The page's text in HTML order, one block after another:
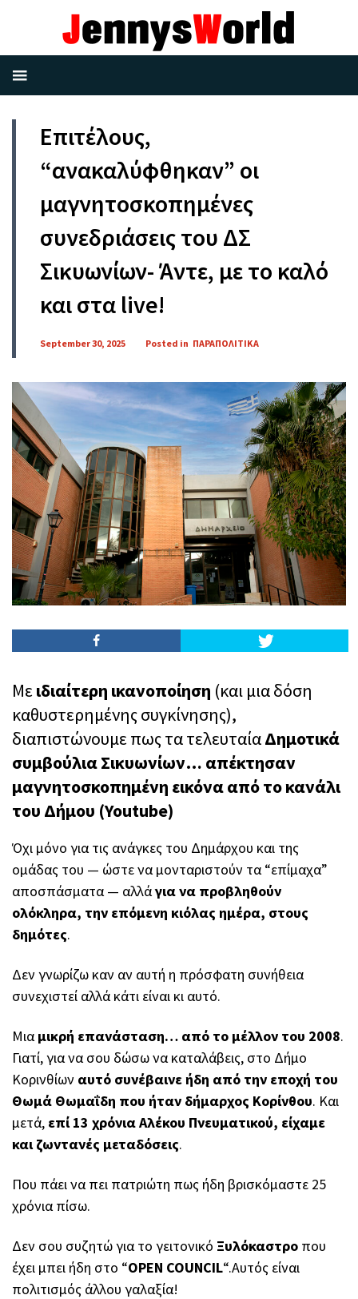
Επιτέλους,
“ανακαλύφθηκαν” οι
μαγνητοσκοπημένες
συνεδριάσεις του ΔΣ
Σικυωνίων- Άντε, με το καλό
και στα live!
September 30, 2025 Posted in ΠΑΡΑΠΟΛΙΤΙΚΑ
Μειδιαίτερη ικανοποίηση (και μια δόση
καθυστερημένης συγκίνησης),
διαπιστώνουμε πως τα τελευταίαΔημοτικά
συμβούλια Σικυωνίων… απέκτησαν
μαγνητοσκοπημένη εικόνα από το κανάλι
του Δήμου (Youtube)
Όχι μόνο για τις ανάγκες του Δημάρχου και της
ομάδας του — ώστε να μονταριστούν τα “επίμαχα”
αποσπάσματα — αλλάγια να προβληθούν
ολόκληρα, την επόμενη κιόλας ημέρα, στους
δημότες.
Δεν γνωρίζω καν αν αυτή η πρόσφατη συνήθεια
συνεχιστεί αλλά κάτι είναι κι αυτό.
Μιαμικρή επανάσταση… από το μέλλον του 2008.
Γιατί, για να σου δώσω να καταλάβεις, στο Δήμο
Κορινθίων αυτό συνέβαινε ήδη από την εποχή του
Θωμά Θωμαΐδη που ήταν δήμαρχος Κορίνθου. Και
μετά, επί 13 χρόνια Αλέκου Πνευματικού, είχαμε
και ζωντανές μεταδόσεις.
Που πάει να πει πατριώτη πως ήδη βρισκόμαστε 25
χρόνια πίσω.
Δεν σου συζητώ για το γειτονικό Ξυλόκαστρο που
έχει μπει ήδη στο “OPEN COUNCIL“.Αυτός είναι
πολιτισμός άλλου γαλαξία!